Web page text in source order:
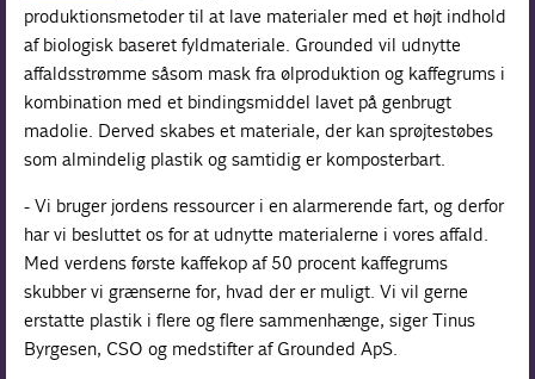
produktionsmetoder til at lave materialer med et højt indhold
af biologisk baseret fyldmateriale. Grounded vil udnytte
affaldsstrømme såsom mask fra ølproduktion og kaffegrums i
kombination med et bindingsmiddel lavet på genbrugt
madolie. Derved skabes et materiale, der kan sprøjtestøbes
som almindelig plastik og samtidig er komposterbart.
- Vi bruger jordens ressourcer i en alarmerende fart, og derfor
har vi besluttet os for at udnytte materialerne i vores affald.
Med verdens første kaffekop af 50 procent kaffegrums
skubber vi grænserne for, hvad der er muligt. Vi vil gerne
erstatte plastik i flere og flere sammenhænge, siger Tinus
Byrgesen, CSO og medstifter af Grounded ApS.